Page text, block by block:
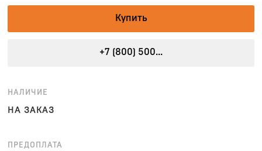
Купить
+7 (800) 500...
НАЛИЧИЕ
НА ЗАКАЗ
ПРЕДОПЛАТА